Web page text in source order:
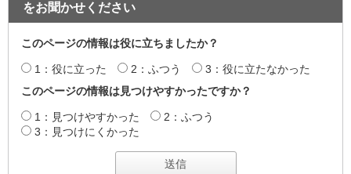
をお聞かせください
このページの情報は役に立ちましたか？
1：役に立った 2：ふつう
3：役に立たなかった
このページの情報は見つけやすかったですか？
1：見つけやすかった
2：ふつう
3：見つけにくかった